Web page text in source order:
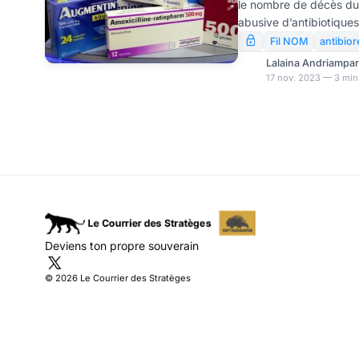
le nombre de décès
abusive
particulièrement
une augmentation de
directrice générale de
Fil NOM
Lalaina
17 nov. 2023 — 3
Deviens ton propre souverain
© 2026 Le Courrier des Stratèges